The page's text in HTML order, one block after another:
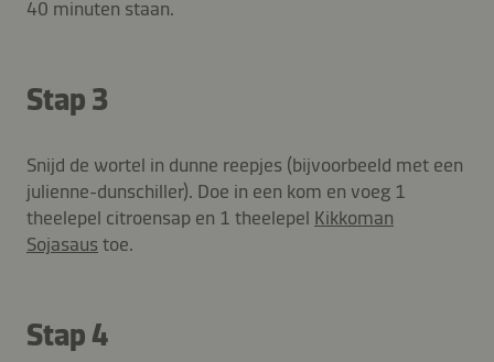
40 minuten staan.
Stap 3
Snijd de wortel in dunne reepjes (bijvoorbeeld met een
julienne-dunschiller). Doe in een kom en voeg 1
theelepel citroensap en 1 theelepel Kikkoman
Sojasaus toe.
Stap 4